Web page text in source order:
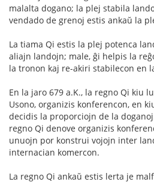
malalta dogano; la plej stabila
vendado de grenoj estis ankaŭ la
La tiama Qi estis la plej potenca
aliajn landojn; male, ĝi helpis la
la tronon kaj re-akiri stabilecon en
En la jaro 679 a.K., la regno Qi kiu
Usono, organizis konferencon, en
decidis la proporciojn de la
regno Qi denove organizis
unuojn por konstrui vojojn inter
internacian komercon.
La regno Qi ankaŭ estis lerta je